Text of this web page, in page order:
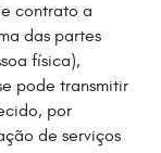
contrato a
das partes
física),
pode transmitir
por
de serviços